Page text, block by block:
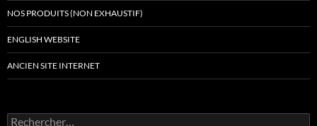
NOS PRODUITS (NON EXHAUSTIF)
ENGLISH WEBSITE
ANCIEN SITE INTERNET
Rechercher :